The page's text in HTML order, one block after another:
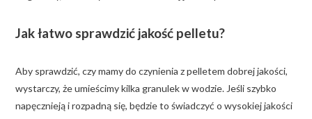
Jak łatwo sprawdzić jakość pelletu?
Aby sprawdzić, czy mamy do czynienia z pelletem dobrej jakości,
wystarczy, że umieścimy kilka granulek w wodzie. Jeśli szybko
napęcznieją i rozpadną się, będzie to świadczyć o wysokiej jakości